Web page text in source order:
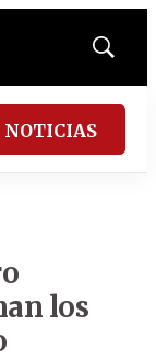
Mostrar
los